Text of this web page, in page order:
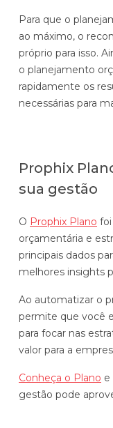
Para que o
ao máximo, o
próprio para isso.
o planejamento
rapidamente os
necessárias para
Prophix
sua gestão
O Prophix Plano
orçamentária e
principais dados
melhores insights
Ao automatizar o
permite que você
para focar nas
valor para a
Conheça o Plano e
gestão pode